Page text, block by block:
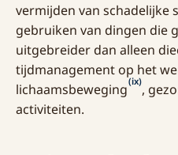
vermijden van schadelijke
gebruiken van dingen die
uitgebreider dan alleen
tijdmanagement op het
lichaamsbeweging(ix),
activiteiten.